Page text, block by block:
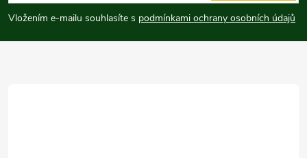
p
a
Vložením e-mailu souhlasíte s podmínkami ochrany osobních údajů